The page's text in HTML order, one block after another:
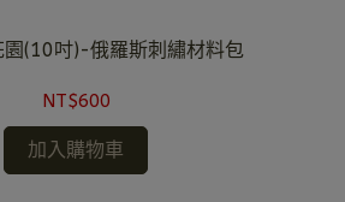
園(10吋)-俄羅斯刺繡材料包
NT$600
加入購物車